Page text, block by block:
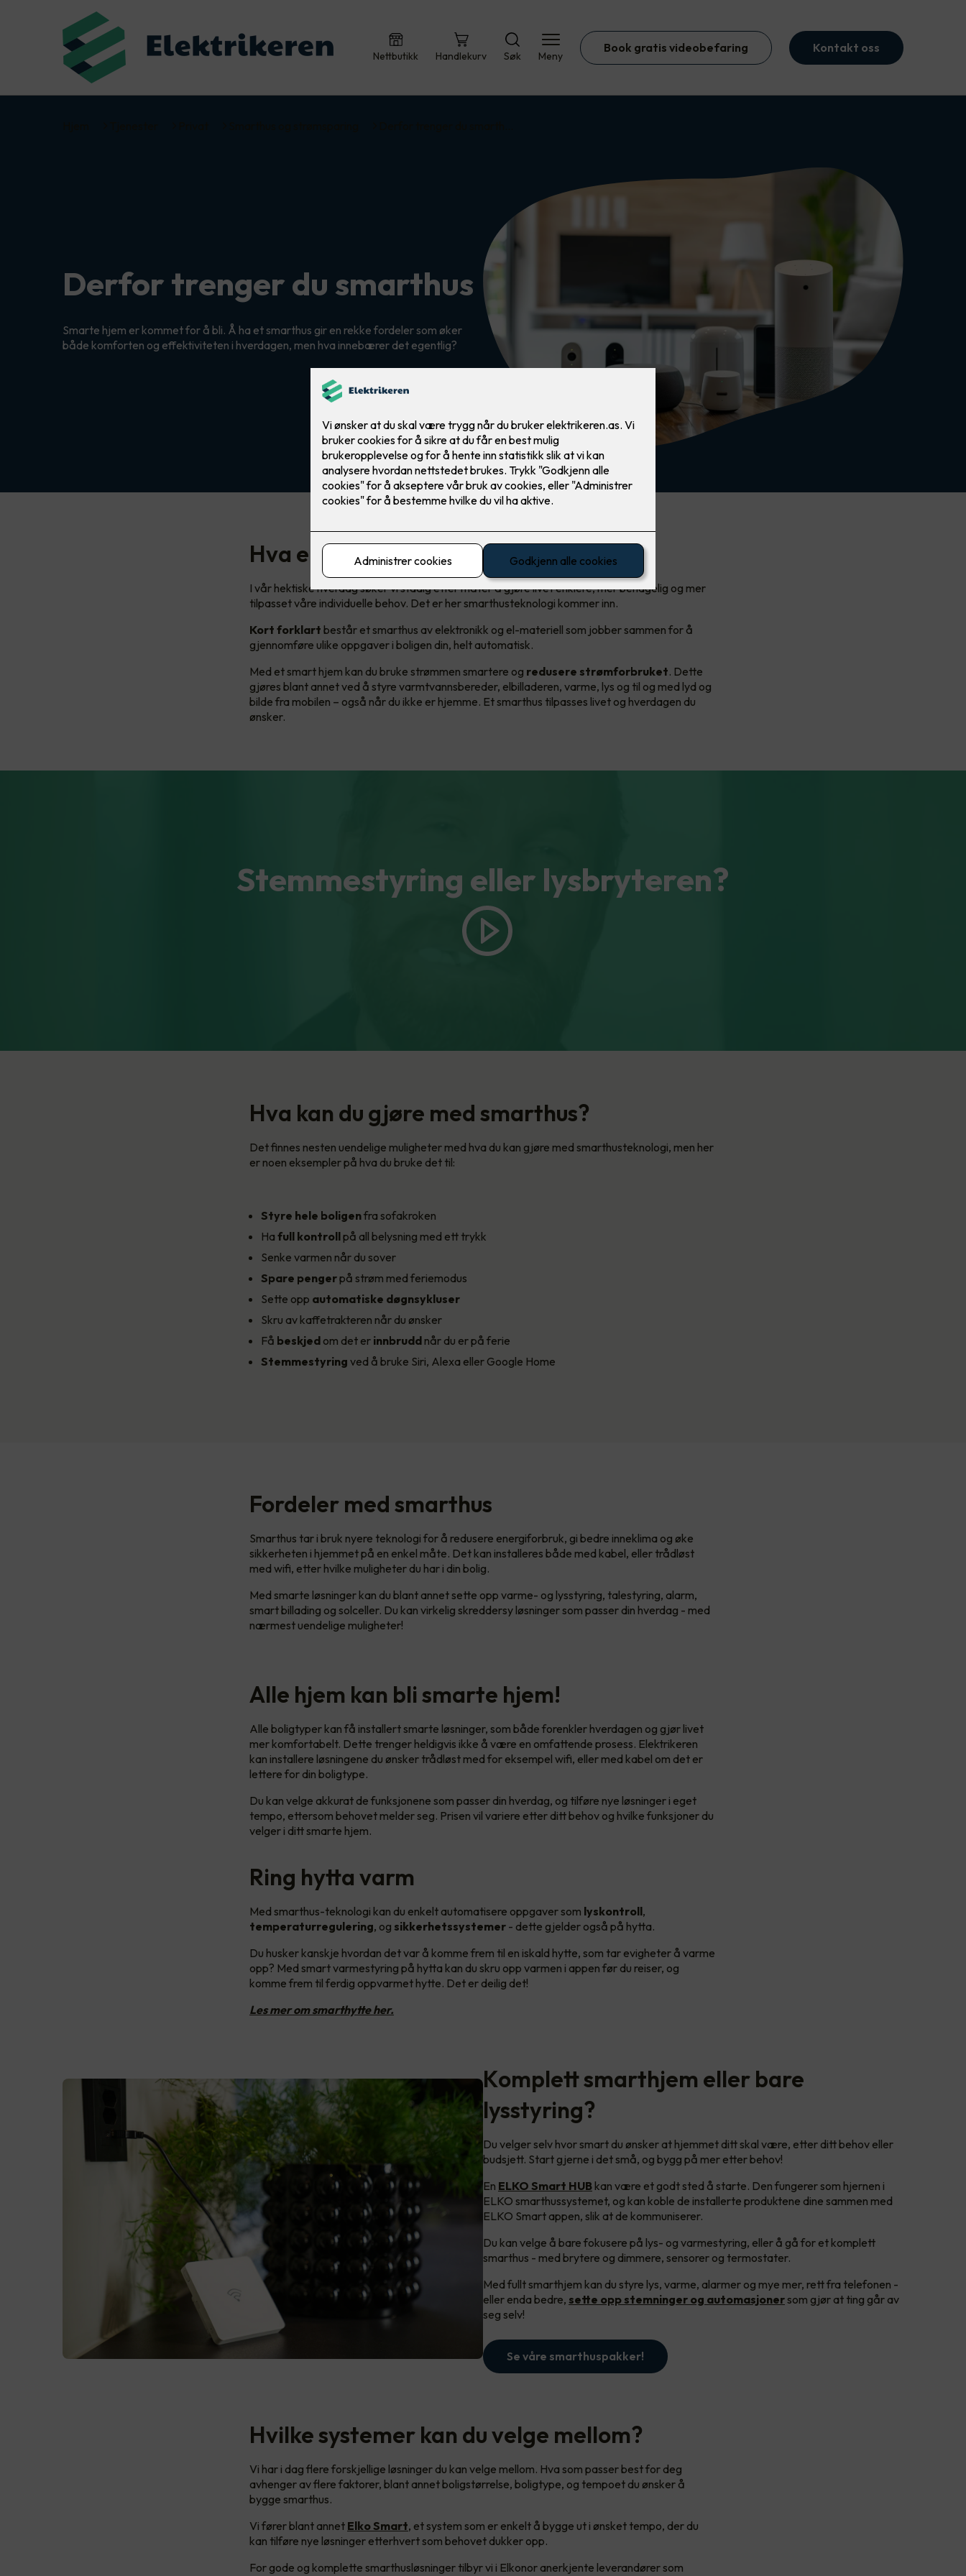
Nettbutikk Handlekurv Søk Meny
Book gratis videobefaring Kontakt oss
Derfor trenger du smarthus
Smarte hjem er kommet for å bli. Å ha et smarthus gir en rekke fordeler som øker
både komforten og effektiviteten i hverdagen, men hva innebærer det egentlig?
Hva er egentlig et smarthus?
I vår hektiske hverdag søker vi stadig etter måter å gjøre livet enklere, mer behagelig og mer
tilpasset våre individuelle behov. Det er her smarthusteknologi kommer inn.
Kort forklart består et smarthus av elektronikk og el-materiell som jobber sammen for å
gjennomføre ulike oppgaver i boligen din, helt automatisk.
Med et smart hjem kan du bruke strømmen smartere og redusere strømforbruket. Dette
gjøres blant annet ved å styre varmtvannsbereder, elbilladeren, varme, lys og til og med lyd og
bilde fra mobilen – også når du ikke er hjemme. Et smarthus tilpasses livet og hverdagen du
ønsker.
Stemmestyring eller lysbryteren?
Hva kan du gjøre med smarthus?
Det finnes nesten uendelige muligheter med hva du kan gjøre med smarthusteknologi, men her
er noen eksempler på hva du bruke det til:
Styre hele boligenfra sofakroken
Ha full kontrollpå all belysning med ett trykk
Senke varmen når du sover
Spare pengerpå strøm med feriemodus
Sette opp automatiske døgnsykluser
Skru av kaffetrakteren når du ønsker
Få beskjed om det er innbrudd når du er på ferie
Stemmestyring ved å bruke Siri, Alexa eller Google Home
Fordeler med smarthus
Smarthus tar i bruk nyere teknologi for å redusere energiforbruk, gi bedre inneklima og øke
sikkerheten i hjemmet på en enkel måte. Det kan installeres både med kabel, eller trådløst
med wifi, etter hvilke muligheter du har i din bolig.
Med smarte løsninger kan du blant annet sette opp varme- og lysstyring, talestyring, alarm,
smart billading og solceller. Du kan virkelig skreddersy løsninger som passer din hverdag - med
nærmest uendelige muligheter!
Alle hjem kan bli smarte hjem!
Alle boligtyper kan få installert smarte løsninger, som både forenkler hverdagen og gjør livet
mer komfortabelt. Dette trenger heldigvis ikke å være en omfattende prosess. Elektrikeren
kan installere løsningene du ønsker trådløst med for eksempel wifi, eller med kabel om det er
lettere for din boligtype.
Du kan velge akkurat de funksjonene som passer din hverdag, og tilføre nye løsninger i eget
tempo, ettersom behovet melder seg. Prisen vil variere etter ditt behov og hvilke funksjoner du
velger i ditt smarte hjem.
Ring hytta varm
Med smarthus-teknologi kan du enkelt automatisere oppgaver som lyskontroll,
temperaturregulering, og sikkerhetssystemer - dette gjelder også på hytta.
Du husker kanskje hvordan det var å komme frem til en iskald hytte, som tar evigheter å varme
opp? Med smart varmestyring på hytta kan du skru opp varmen i appen før du reiser, og
komme frem til ferdig oppvarmet hytte. Det er deilig det!
Les mer om smarthytte her.
Komplett smarthjem eller bare
lysstyring?
Du velger selv hvor smart du ønsker at hjemmet ditt skal være, etter ditt behov eller
budsjett. Start gjerne i det små, og bygg på mer etter behov!
En ELKO Smart HUB kan være et godt sted å starte. Den fungerer som hjernen i
ELKO smarthussystemet, og kan koble de installerte produktene dine sammen med
ELKO Smart appen, slik at de kommuniserer.
Du kan velge å bare fokusere på lys- og varmestyring, eller å gå for et komplett
smarthus - med brytere og dimmere, sensorer og termostater.
Med fullt smarthjem kan du styre lys, varme, alarmer og mye mer, rett fra telefonen -
eller enda bedre, sette opp stemninger og automasjonersom gjør at ting går av
seg selv!
Se våre smarthuspakker!
Hvilke systemer kan du velge mellom?
Vi har i dag flere forskjellige løsninger du kan velge mellom. Hva som passer best for deg
avhenger av flere faktorer, blant annet boligstørrelse, boligtype, og tempoet du ønsker å
bygge smarthus.
Vi fører blant annet Elko Smart, et system som er enkelt å bygge ut i ønsket tempo, der du
kan tilføre nye løsninger etterhvert som behovet dukker opp.
For gode og komplette smarthusløsninger tilbyr vi i Elkonor anerkjente leverandører som